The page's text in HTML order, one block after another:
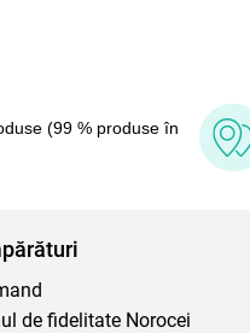
(99 % produse în
de fidelitate Norocei